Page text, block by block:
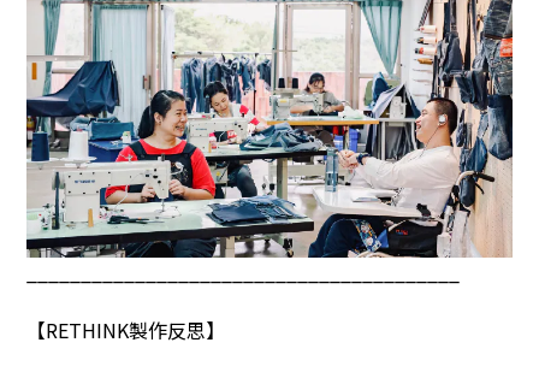
【RETHINK製作反思】